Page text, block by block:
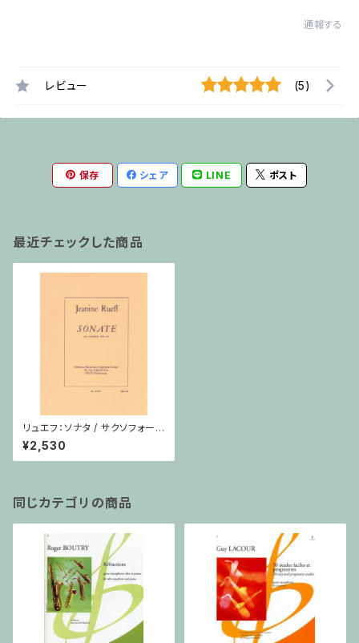
通報する
レビュー (5)
保存 シェア LINE ポスト
最近チェックした商品
リュエフ：ソナタ / サクソフォーン
独奏
¥2,530
同じカテゴリの商品